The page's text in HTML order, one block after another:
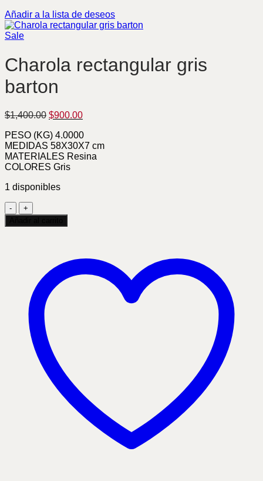
Añadir a la lista de deseos
Sale
Charola rectangular gris
barton
$1,400.00 Original
was:
$1,400.00.
$900.00Current
is:
$900.00.
PESO (KG) 4.0000
MEDIDAS 58X30X7 cm
MATERIALES Resina
COLORES Gris
1 disponibles
Charola
rectangular
gris